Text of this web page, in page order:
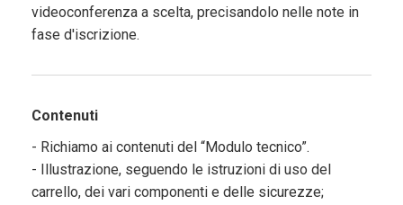
videoconferenza a scelta, precisandolo nelle note in
fase d'iscrizione.
Contenuti
- Richiamo ai contenuti del “Modulo tecnico”.
- Illustrazione, seguendo le istruzioni di uso del
carrello, dei vari componenti e delle sicurezze;